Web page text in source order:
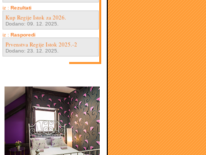
iz : Rezultati
Kup Regije Istok za 2026.
Dodano: 09. 12. 2025.
iz : Rasporedi
Prvenstva Regije Istok 2025.-2
Dodano: 23. 12. 2025.